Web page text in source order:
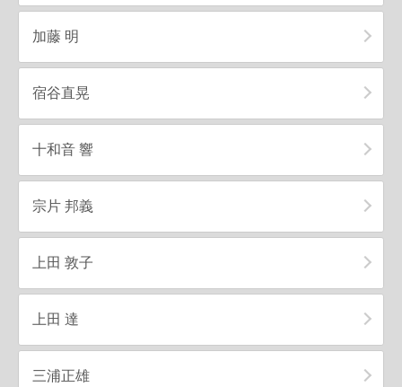
加藤 明
宿谷直晃
十和音 響
宗片 邦義
上田 敦子
上田 達
三浦正雄